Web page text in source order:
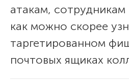
атакам,
как можно скорее
таргетированном
почтовых ящиках